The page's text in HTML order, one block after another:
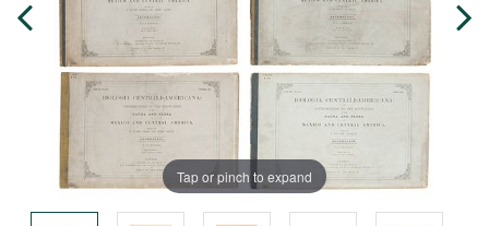
Tap or pinch to expand